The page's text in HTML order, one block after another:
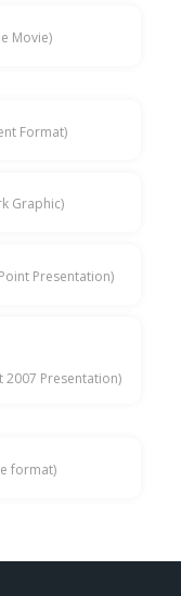
Movie)
Format)
Graphic)
Presentation)
2007 Presentation)
format)